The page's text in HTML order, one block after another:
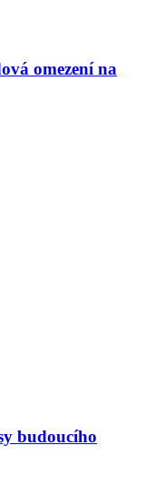
omezení na
budoucího